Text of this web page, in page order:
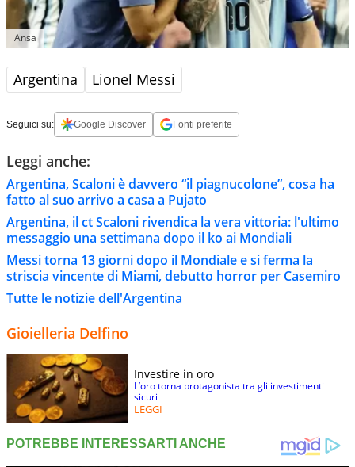
Ansa
Argentina Lionel Messi
Seguici su: Google Discover Fonti preferite
Leggi anche:
Argentina, Scaloni è davvero “il piagnucolone”, cosa ha
fatto al suo arrivo a casa a Pujato
Argentina, il ct Scaloni rivendica la vera vittoria: l'ultimo
messaggio una settimana dopo il ko ai Mondiali
Messi torna 13 giorni dopo il Mondiale e si ferma la
striscia vincente di Miami, debutto horror per Casemiro
Tutte le notizie dell'Argentina
Gioielleria Delfino
Investire in oro
L’oro torna protagonista tra gli investimenti
sicuri
LEGGI